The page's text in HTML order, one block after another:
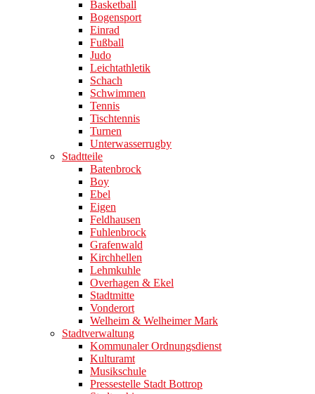
Basketball
Bogensport
Einrad
Fußball
Judo
Leichtathletik
Schach
Schwimmen
Tennis
Tischtennis
Turnen
Unterwasserrugby
Stadtteile
Batenbrock
Boy
Ebel
Eigen
Feldhausen
Fuhlenbrock
Grafenwald
Kirchhellen
Lehmkuhle
Overhagen & Ekel
Stadtmitte
Vonderort
Welheim & Welheimer Mark
Stadtverwaltung
Kommunaler Ordnungsdienst
Kulturamt
Musikschule
Pressestelle Stadt Bottrop